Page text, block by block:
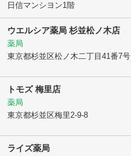
日信マンシヨン1階
ウエルシア薬局 杉並松ノ木店
薬局
東京都杉並区松ノ木二丁目41番7号
トモズ 梅里店
薬局
東京都杉並区梅里2-9-8
ライズ薬局